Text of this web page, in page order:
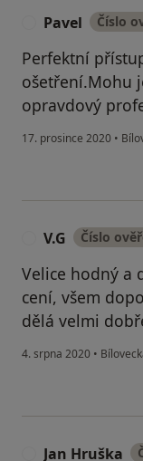
Pavel Číslo
Perfektní
ošetření.Mohu
opravdový
17. prosince 2020 •
V.G Číslo
Velice hodný a
cení, všem
dělá velmi
4. srpna 2020 •
Jan Hruška